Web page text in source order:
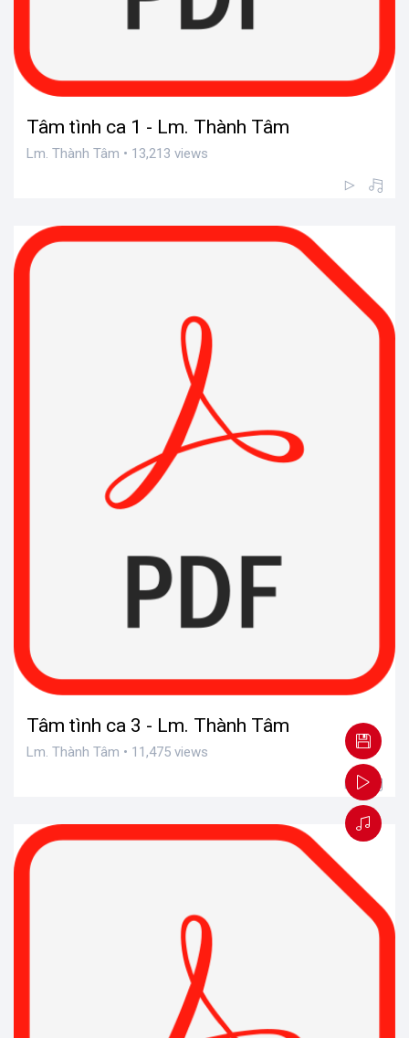
Tâm tình ca 1 - Lm. Thành Tâm
Lm. Thành Tâm • 13,213 views
Tâm tình ca 3 - Lm. Thành Tâm
Lm. Thành Tâm • 11,475 views